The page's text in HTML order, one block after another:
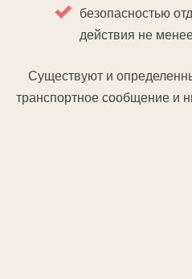
безопасностью
действия не
Существуют и
транспортное сообщение и